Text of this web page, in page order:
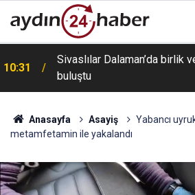
10:31
Sivaslılar Dalaman’da birlik
buluştu
Anasayfa Asayiş
Yabancı
metamfetamin ile yakalandı